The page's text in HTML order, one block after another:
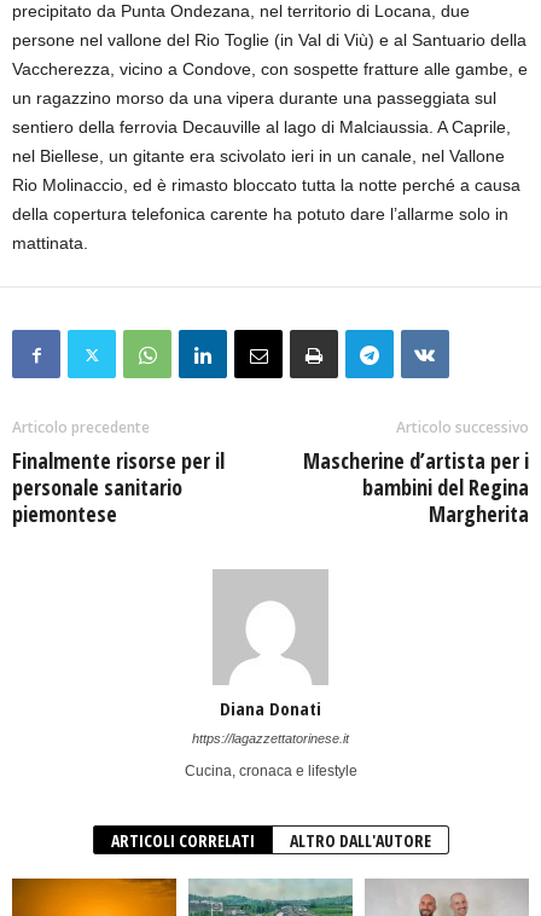
precipitato da Punta Ondezana, nel territorio di Locana, due
persone nel vallone del Rio Toglie (in Val di Viù) e al Santuario della
Vaccherezza, vicino a Condove, con sospette fratture alle gambe, e
un ragazzino morso da una vipera durante una passeggiata sul
sentiero della ferrovia Decauville al lago di Malciaussia. A Caprile,
nel Biellese, un gitante era scivolato ieri in un canale, nel Vallone
Rio Molinaccio, ed è rimasto bloccato tutta la notte perché a causa
della copertura telefonica carente ha potuto dare l’allarme solo in
mattinata.
Articolo precedente
Finalmente risorse per il
personale sanitario
piemontese
Articolo successivo
Mascherine d’artista per i
bambini del Regina
Margherita
Diana Donati
https://lagazzettatorinese.it
Cucina, cronaca e lifestyle
ARTICOLI CORRELATI ALTRO DALL'AUTORE